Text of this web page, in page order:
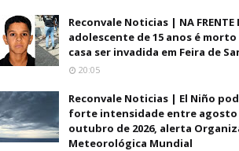
Reconvale Noticias | NA FRENTE
adolescente de 15 anos é
casa ser invadida em Feira de
20:05
Reconvale Noticias | El Niño
forte intensidade entre agosto
outubro de 2026, alerta
Meteorológica Mundial